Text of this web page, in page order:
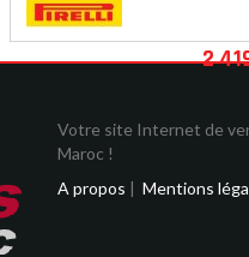
2
Votre site Internet de
Maroc !
A propos | Mentions